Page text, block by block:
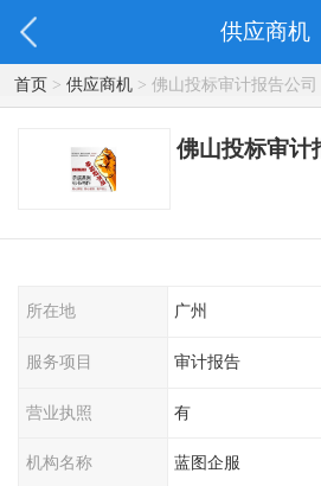
供应商机
首页> 供应商机> 佛山投标审计报告公司
佛山投标审计
所在地 广州
服务项目 审计报告
营业执照 有
机构名称 蓝图企服